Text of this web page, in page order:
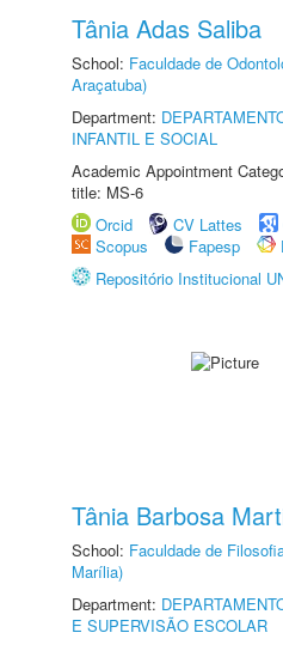
Tânia Adas Saliba
School: Faculdade de
Araçatuba)
Department:
INFANTIL E SOCIAL
Academic Appointment
title: MS-6
Orcid
CV Lattes
Scopus
Fapesp
Repositório Institucional
Tânia Barbosa
School: Faculdade de
Marília)
Department:
E SUPERVISÃO ESCOLAR